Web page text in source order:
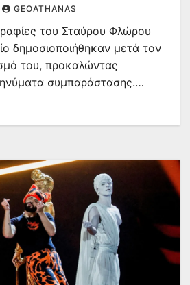
GEOATHANAS
του Σταύρου Φλώρου
δημοσιοποιήθηκαν μετά τον
του, προκαλώντας
συμπαράστασης.…